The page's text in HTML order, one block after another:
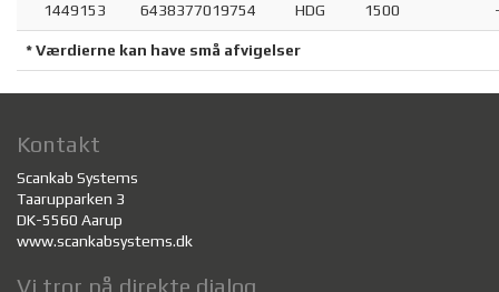
1449153 6438377019754 HDG 1500
* Værdierne kan have små afvigelser
Kontakt
Scankab Systems
Taarupparken 3
DK-5560 Aarup
www.scankabsystems.dk
Vi tror på direkte dialog